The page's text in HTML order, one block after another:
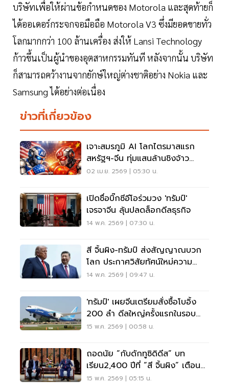
บริษัทเพื่อให้ผ่านข้อกำหนดของ Motorola และสุดท้ายก็
ได้ออเดอร์กระจกจอมือถือ Motorola V3 ซึ่งมียอดขายทั่ว
โลกมากกว่า 100 ล้านเครื่อง ส่งให้ Lansi Technology
ก้าวขึ้นเป็นผู้นำของอุตสาหกรรมทันที หลังจากนั้น บริษัท
ก็สามารถคว้างานจากยักษ์ใหญ่ต่างชาติอย่าง Nokia และ
Samsung ได้อย่างต่อเนื่อง
ข่าวที่เกี่ยวข้อง
เจาะสมรภูมิ AI โลกไตรมาสแรก
สหรัฐฯ-จีน ทุ่มแสนล้านชิงจ้าว
เทคโนโลยี
02 เม.ย. 2569 | 05:30 น.
เปิดชื่อบิ๊กซีอีโอร่วมวง 'ทรัมป์'
เจรจาจีน ลุ้นปลดล็อกดีลธุรกิจ
14 พ.ค. 2569 | 07:30 น.
สี จิ้นผิง-ทรัมป์ ส่งสัญญาณบวก
โลก ประกาศวิสัยทัศน์ใหม่ความ
สัมพันธ์จีน-สหรัฐฯ
14 พ.ค. 2569 | 09:47 น.
'ทรัมป์' เผยจีนเตรียมสั่งซื้อโบอิ้ง
200 ลำ ดีลใหญ่ครั้งแรกในรอบ
เกือบทศวรรษ
15 พ.ค. 2569 | 00:58 น.
ถอดนัย “กับดักทูซิดิดีส” บท
เรียน2,400 ปีที่ “สี จิ้นผิง” เตือน
“ทรัมป์” กลางกรุงปักกิ่ง
15 พ.ค. 2569 | 05:15 น.